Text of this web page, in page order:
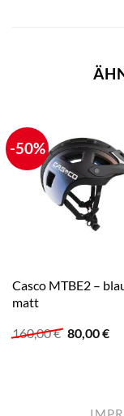
-50%
Casco MTBE2 –
matt
160,00€
Preis
80,00€